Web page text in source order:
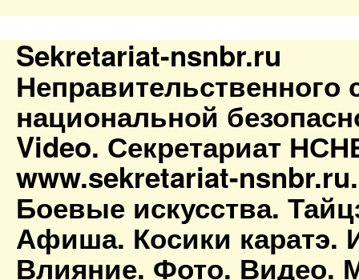
Sekretariat-nsnbr.ru
Неправительственного
национальной
Video. Секретариат
www.sekretariat-
Боевые искусства.
Афиша. Косики каратэ.
Влияние. Фото. Видео.